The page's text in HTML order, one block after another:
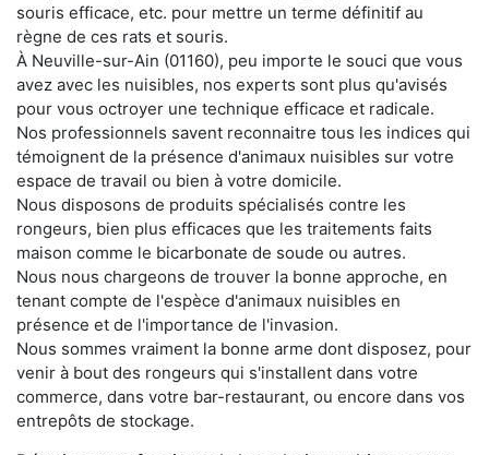
souris efficace, etc. pour mettre un terme définitif au
règne de ces rats et souris.
À Neuville-sur-Ain (01160), peu importe le souci que vous
avez avec les nuisibles, nos experts sont plus qu'avisés
pour vous octroyer une technique efficace et radicale.
Nos professionnels savent reconnaitre tous les indices qui
témoignent de la présence d'animaux nuisibles sur votre
espace de travail ou bien à votre domicile.
Nous disposons de produits spécialisés contre les
rongeurs, bien plus efficaces que les traitements faits
maison comme le bicarbonate de soude ou autres.
Nous nous chargeons de trouver la bonne approche, en
tenant compte de l'espèce d'animaux nuisibles en
présence et de l'importance de l'invasion.
Nous sommes vraiment la bonne arme dont disposez, pour
venir à bout des rongeurs qui s'installent dans votre
commerce, dans votre bar-restaurant, ou encore dans vos
entrepôts de stockage.